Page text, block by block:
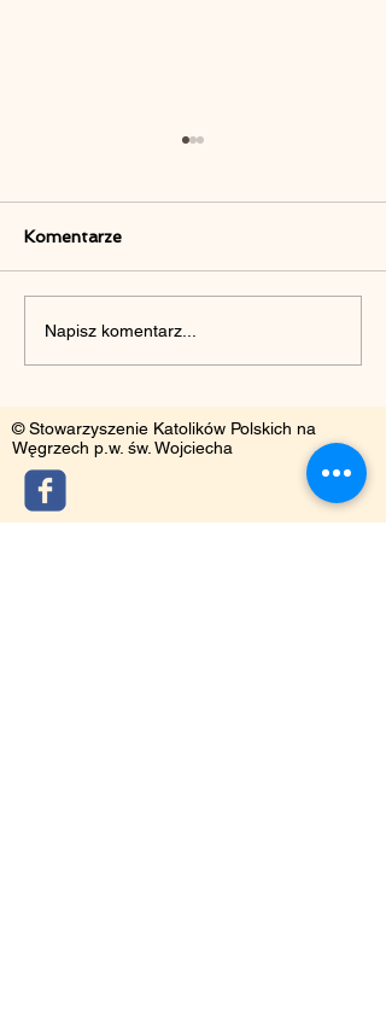
„Cichociemni” w Domu
Polskim w Budapeszcie
Komentarze
Napisz komentarz...
© Stowarzyszenie Katolików Polskich na
Węgrzech p.w. św. Wojciecha